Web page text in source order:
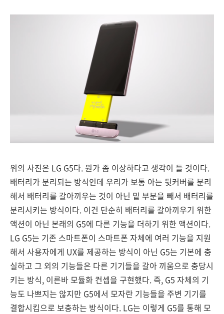
위의 사진은 LG G5다. 뭔가 좀 이상하다고 생각이 들 것이다.
배터리가 분리되는 방식인데 우리가 보통 아는 뒷커버를 분리
해서 배터리를 갈아끼우는 것이 아닌 밑 부분을 빼서 배터리를
분리시키는 방식이다. 이건 단순히 배터리를 갈아끼우기 위한
액션이 아닌 본래의 G5에 다른 기능을 더하기 위한 액션이다.
LG G5는 기존 스마트폰이 스마트폰 자체에 여러 기능을 지원
해서 사용자에게 UX를 제공하는 방식이 아닌 G5는 기본에 충
실하고 그 외의 기능들은 다른 기기들을 갈아 끼움으로 충당시
키는 방식, 이른바 모듈화 컨셉을 구현했다. 즉, G5 자체의 기
능도 나쁘지는 않지만 G5에서 모자란 기능들을 주변 기기를
결합시킴으로 보충하는 방식이다. LG는 이렇게 G5를 통해 모